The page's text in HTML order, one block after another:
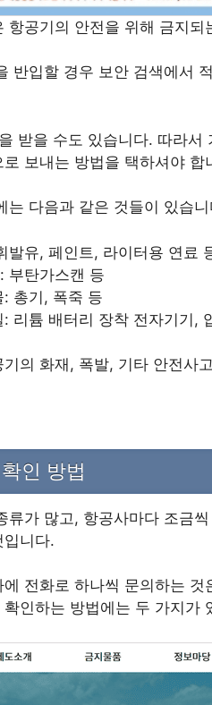
항공기의 안전을 위해 금지되
반입할 경우 보안 검색에서
받을 수도 있습니다. 따라
보내는 방법을 택하셔야 합
는 다음과 같은 것들이 있습니
발유, 페인트, 라이터용 연료
부탄가스캔 등
총기, 폭죽 등
: 리튬 배터리 장착 전자기기,
의 화재, 폭발, 기타 안전사
인 방법
류가 많고, 항공사마다 조금
입니다.
전화로 하나씩 문의하는
인하는 방법에는 두 가지가